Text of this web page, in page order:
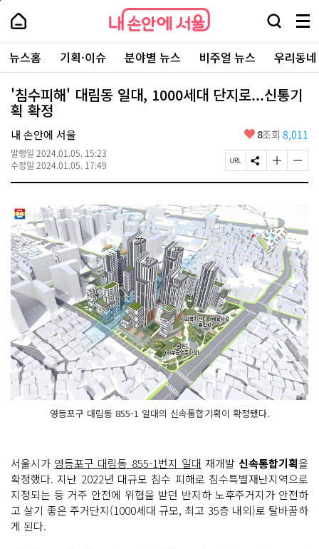
본
로
가
내
손
안
에
서
울
-
서
울
시
대
표
소
통
포
내
손
에
울
검
창
열
기
메
뉴
전
체
보
기
주
요
서
뉴스홈 기획·이슈 분야별 뉴스 비주얼 뉴스 우리동
'침수피해' 대림동 일대, 1000세대 단지로...신통기
획 확정
내 손안에 서울
발행일 2024.01.05. 15:23
수정일 2024.01.05. 17:49
좋
요
8조회 8,011
페
이
U
L
복
사
S
N
유
하
기
글
자
크
게
변
경
하
기
글
자
게
변
경
하
기
영등포구 대림동 855-1 일대의 신속통합기획이 확정됐다.
서울시가 영등포구 대림동 855-1번지 일대 재개발 신속통합기획을
확정했다. 지난 2022년 대규모 침수 피해로 침수특별재난지역으로
지정되는 등 거주 안전에 위협을 받던 반지하 노후주거지가 안전하
고 살기 좋은 주거단지(1000세대 규모, 최고 35층 내외)로 탈바꿈하
게 된다.
페
상
단
로